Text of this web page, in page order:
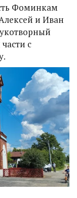
Фоминкам
и Иван
с